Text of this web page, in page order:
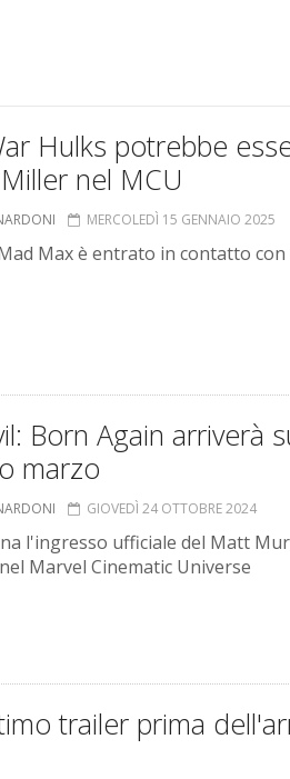
Hulks potrebbe
nel MCU
MERCOLEDÌ 15 GENNAIO 2025
Max è entrato in contatto con
Born Again arriverà
marzo
GIOVEDÌ 24 OTTOBRE 2024
l'ingresso ufficiale del Matt
Marvel Cinematic Universe
trailer prima